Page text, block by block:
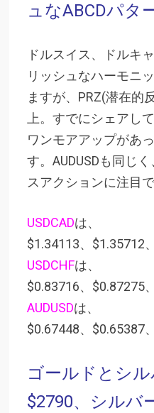
ュなABCDパタ
ドルスイス、ドルキ
リッシュなハーモニ
ますが、PRZ(潜在的
上。すでにシェアし
ワンモアアップがあ
す。AUDUSDも同じ
スアクションに注目で
USDCADは、
$1.34113、$1.35712
USDCHFは、
$0.83716、$0.87275
AUDUSDは、
$0.67448、$0.65387
ゴールドとシ
$2790、シルバ